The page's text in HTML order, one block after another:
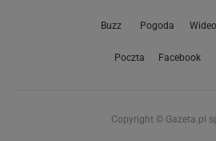
Buzz Pogoda Wideo
Poczta Facebook
Copyright © Gazeta.pl